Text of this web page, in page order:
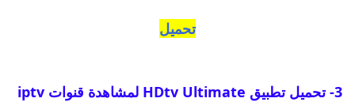
تحميل
3- تحميل تطبيق HDtv Ultimate لمشاهدة قنوات iptv